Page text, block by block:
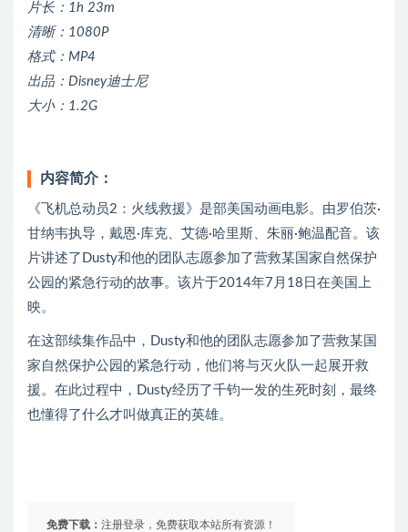
片长：1h 23m
清晰：1080P
格式：MP4
出品：Disney迪士尼
大小：1.2G
内容简介：
《飞机总动员2：火线救援》是部美国动画电影。由罗伯茨·
甘纳韦执导，戴恩·库克、艾德·哈里斯、朱丽·鲍温配音。该
片讲述了Dusty和他的团队志愿参加了营救某国家自然保护
公园的紧急行动的故事。该片于2014年7月18日在美国上
映。
在这部续集作品中，Dusty和他的团队志愿参加了营救某国
家自然保护公园的紧急行动，他们将与灭火队一起展开救
援。在此过程中，Dusty经历了千钧一发的生死时刻，最终
也懂得了什么才叫做真正的英雄。
免费下载： 注册登录，免费获取本站所有资源！